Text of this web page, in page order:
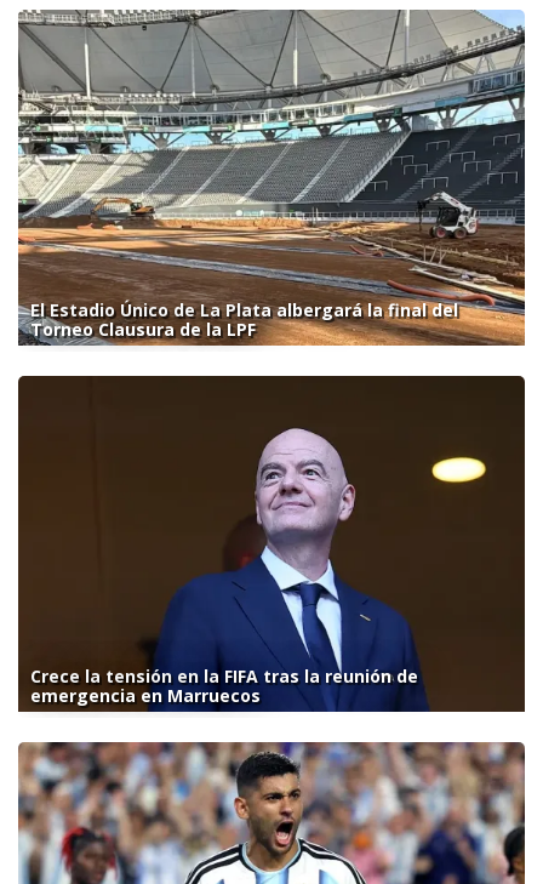
El Estadio Único de La Plata albergará la final del
Torneo Clausura de la LPF
Crece la tensión en la FIFA tras la reunión de
emergencia en Marruecos